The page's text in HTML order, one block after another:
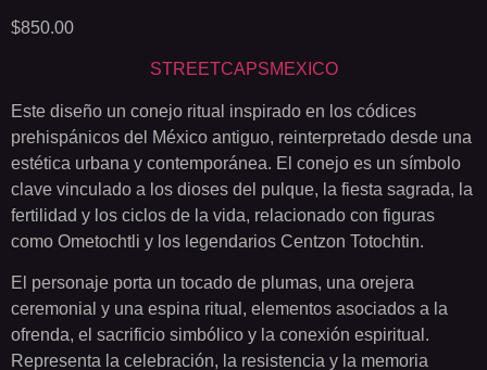
$850.00
STREETCAPSMEXICO
Este diseño un conejo ritual inspirado en los códices
prehispánicos del México antiguo, reinterpretado desde una
estética urbana y contemporánea. El conejo es un símbolo
clave vinculado a los dioses del pulque, la fiesta sagrada, la
fertilidad y los ciclos de la vida, relacionado con figuras
como Ometochtli y los legendarios Centzon Totochtin.
El personaje porta un tocado de plumas, una orejera
ceremonial y una espina ritual, elementos asociados a la
ofrenda, el sacrificio simbólico y la conexión espiritual.
Representa la celebración, la resistencia y la memoria